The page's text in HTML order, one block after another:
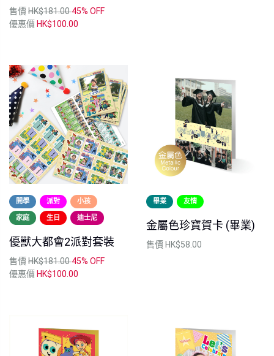
售價 HK$181.0045% OFF
優惠價 HK$100.00
開學 派對 小孩
家庭 生日 迪士尼
優獸大都會2派對套裝
售價HK$181.0045% OFF
優惠價HK$100.00
畢業 友情
金屬色珍寶賀卡 (畢業)
售價 HK$58.00